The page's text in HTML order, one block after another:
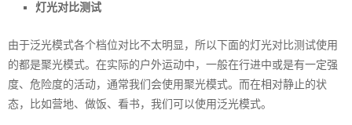
灯光对比测试
由于泛光模式各个档位对比不太明显，所以下面的灯光对比测试使用
的都是聚光模式。在实际的户外运动中，一般在行进中或是有一定强
度、危险度的活动，通常我们会使用聚光模式。而在相对静止的状
态，比如营地、做饭、看书，我们可以使用泛光模式。